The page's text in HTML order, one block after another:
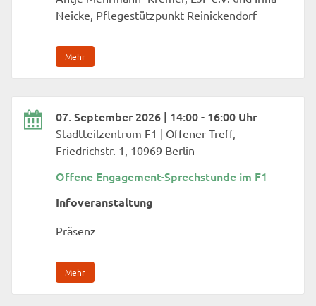
Neicke, Pflegestützpunkt Reinickendorf
Mehr
07. September 2026 | 14:00 - 16:00 Uhr
Stadtteilzentrum F1 | Offener Treff,
Friedrichstr. 1, 10969 Berlin
Offene Engagement-Sprechstunde im F1
Infoveranstaltung
Präsenz
Mehr